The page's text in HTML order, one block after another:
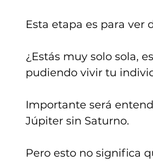
Esta etapa es para ver
¿Estás muy solo sola,
pudiendo vivir tu
Importante será
Júpiter sin Saturno.
Pero esto no significa